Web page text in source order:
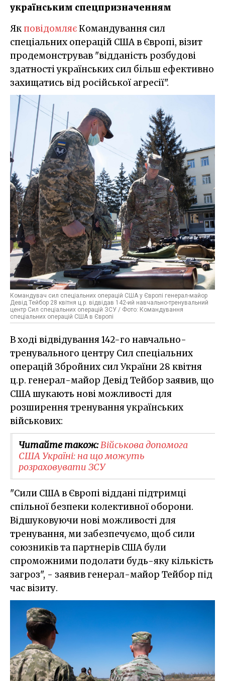
українським спецпризначенням
Якповідомляє Командування сил
спеціальних операцій США в Європі, візит
продемонстрував "відданість розбудові
здатності українських сил більш ефективно
захищатись від російської агресії".
Командувач сил спеціальних операцій США у Європі генерал-майор
Девід Тейбор 28 квітня ц.р. відвідав 142-ий навчально-тренувальний
центр Сил спеціальних операцій ЗСУ / Фото: Командування
спеціальних операцій США в Європі
В ході відвідування 142-го навчально-
тренувального центру Сил спеціальних
операцій Збройних сил України 28 квітня
ц.р. генерал-майор Девід Тейбор заявив, що
США шукають нові можливості для
розширення тренування українських
військових:
Читайте також:Військова допомога
США Україні: на що можуть
розраховувати ЗСУ
"Сили США в Європі віддані підтримці
спільної безпеки колективної оборони.
Відшуковуючи нові можливості для
тренування, ми забезпечуємо, щоб сили
союзників та партнерів США були
спроможними подолати будь-яку кількість
загроз", - заявив генерал-майор Тейбор під
час візиту.